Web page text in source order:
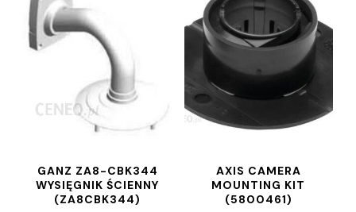
GANZ ZA8-CBK344
WYSIĘGNIK ŚCIENNY
(ZA8CBK344)
AXIS CAMERA
MOUNTING KIT
(5800461)